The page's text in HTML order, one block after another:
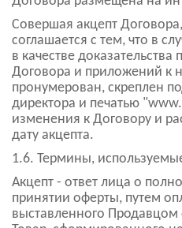
Совершая акцепт
соглашается с тем, что в
в качестве доказательства
Договора и приложений к
пронумерован, скреплен
директора и печатью
изменения к Договору и
дату акцепта.
1.6. Термины,
Акцепт - ответ лица о
принятии оферты, путем
выставленного